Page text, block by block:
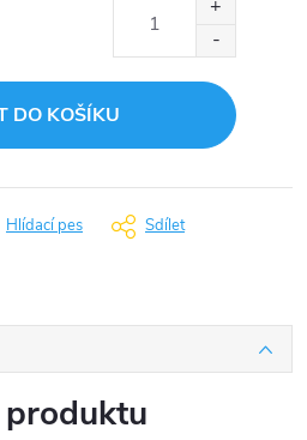
DO KOŠÍKU
Hlídací pes Sdílet